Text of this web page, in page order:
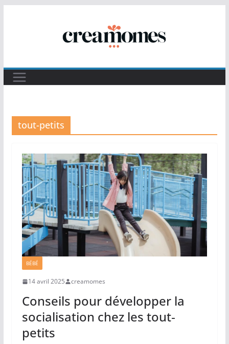
tout-petits
BÉBÉ
14 avril 2025 creamomes
Conseils pour développer la
socialisation chez les tout‐
petits